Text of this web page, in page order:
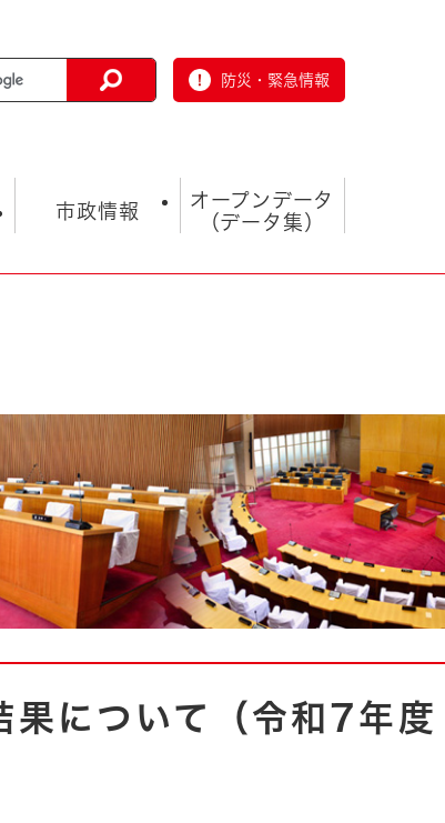
防災・緊急情報
づくり・協働
・介護
とじる
市政情報
報
オープンデータ
（データ集）
果について（令和7年度